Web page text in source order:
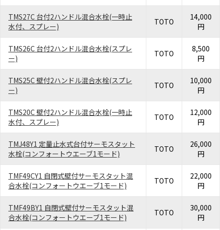
TMS27C 台付2ハンドル混合水栓(一時止
水付、スプレー)
TOTO
14,000
円
TMS26C 台付2ハンドル混合水栓(スプレ
ー)
TOTO
8,500
円
TMS25C 壁付2ハンドル混合水栓(スプレ
ー)
TOTO
10,000
円
TMS20C 壁付2ハンドル混合水栓(一時止
水付、スプレー)
TOTO
12,000
円
TMJ48Y1 定量止水式台付サーモスタット
水栓(コンフォートウエーブ1モード)
TOTO
26,000
円
TMF49CY1 自閉式壁付サーモスタット混
合水栓(コンフォートウエーブ1モード)
TOTO
22,000
円
TMF49BY1 自閉式壁付サーモスタット混
合水栓(コンフォートウエーブ1モード)
TOTO
30,000
円